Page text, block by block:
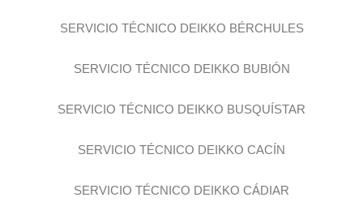
SERVICIO TÉCNICO DEIKKO BÉRCHULES
SERVICIO TÉCNICO DEIKKO BUBIÓN
SERVICIO TÉCNICO DEIKKO BUSQUÍSTAR
SERVICIO TÉCNICO DEIKKO CACÍN
SERVICIO TÉCNICO DEIKKO CÁDIAR